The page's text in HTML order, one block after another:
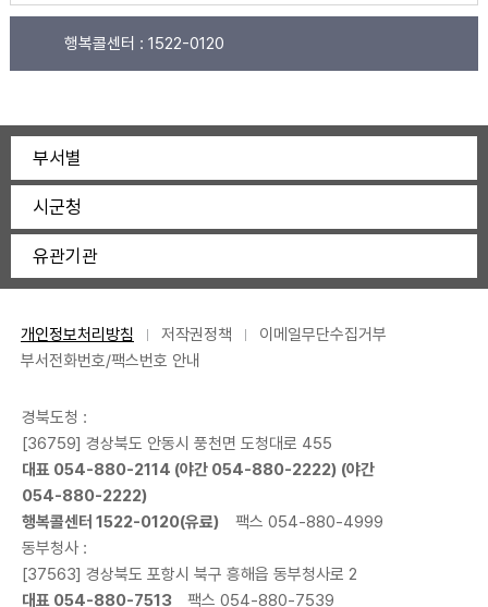
행복콜센터 : 1522-0120
부서별
시군청
유관기관
개인정보처리방침 저작권정책
이메일무단수집거부
부서전화번호/팩스번호 안내
경북도청 :
[36759] 경상북도 안동시 풍천면 도청대로 455
대표 054-880-2114 (야간 054-880-2222) (야간
054-880-2222)
행복콜센터 1522-0120(유료)
팩스 054-880-4999
동부청사 :
[37563] 경상북도 포항시 북구 흥해읍 동부청사로 2
대표 054-880-7513 팩스 054-880-7539